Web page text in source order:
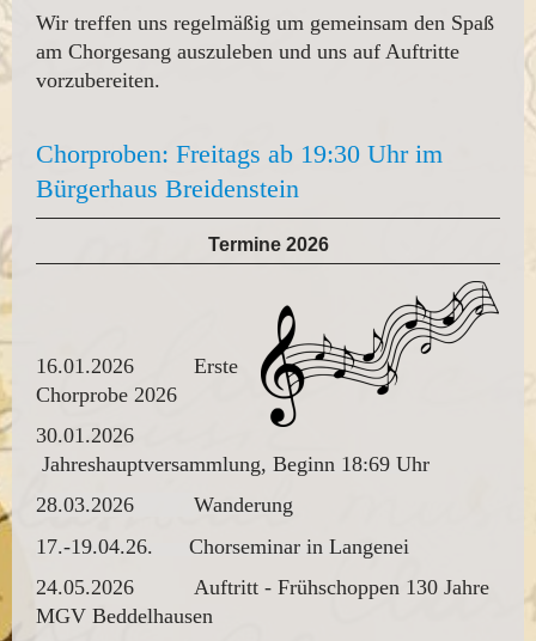
Wir treffen uns regelmäßig um gemeinsam den Spaß
am Chorgesang auszuleben und uns auf Auftritte
vorzubereiten.
Chorproben: Freitags ab 19:30 Uhr im
Bürgerhaus Breidenstein
Termine 2026
16.01.2026 Erste
Chorprobe 2026
30.01.2026
Jahreshauptversammlung, Beginn 18:69 Uhr
28.03.2026 Wanderung
17.-19.04.26. Chorseminar in Langenei
24.05.2026 Auftritt - Frühschoppen 130 Jahre
MGV Beddelhausen